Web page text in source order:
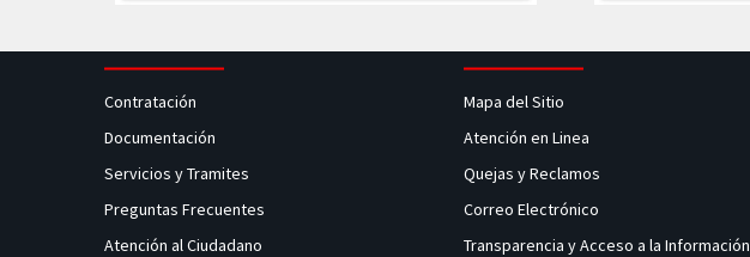
Contratación
Documentación
Servicios y Tramites
Preguntas Frecuentes
Atención al Ciudadano
Mapa del Sitio
Atención en Linea
Quejas y Reclamos
Correo Electrónico
Transparencia y Acceso a la Información